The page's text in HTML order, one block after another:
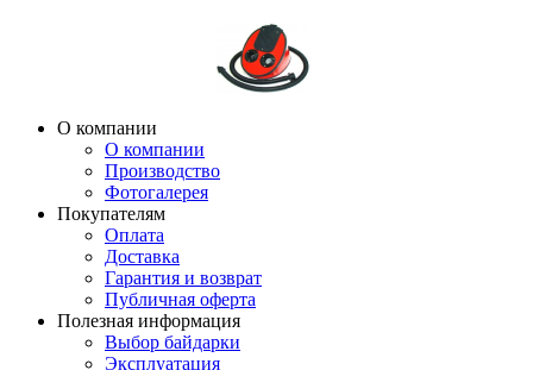
О компании
О компании
Производство
Фотогалерея
Покупателям
Оплата
Доставка
Гарантия и возврат
Публичная оферта
Полезная информация
Выбор байдарки
Эксплуатация